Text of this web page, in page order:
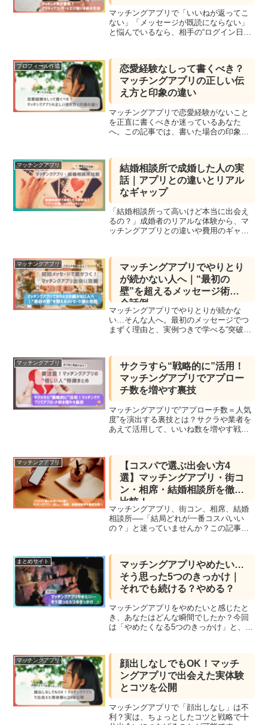
マッチングアプリで「いいねが返ってこ
ない」「メッセージが既読にならない」
と悩んでいるなら、相手の“ログイン日
や、効率よく出会うための狙い方を徹底
解説。マッチング成功率を上げるシンプ
ルな戦略がわかります。
プロフィール作成
恋愛経験なしって書くべき？
マッチングアプリの正しい伝
え方と印象の違い
マッチングアプリで恋愛経験がないこと
を正直に書くべきか迷っているあなた
へ。この記事では、書いた場合の印象、
さを大切にしながら、好印象を与えるた
めのプロフィールの書き方がわかりま
す。
マッチングアプリ
結婚相談所で成婚した人の実
話｜アプリとの違いとリアル
なギャップ
「結婚相談所って高いけど本当に出会え
るの？」成婚者のリアルな体験から、マ
ッチングアプリとの違いや費用のギャッ
マッチングアプリ
マッチングアプリでやりとり
が続かない人へ｜“最初の
壁”を超えるメッセージ術と
会話例
マッチングアプリでやりとりが続かな
い…そんな人へ。最初のメッセージでつ
まずく理由と、実例つきで学べる“突破の
マッチングアプリ
サクラすら“戦略的に”活用！
マッチングアプリでアプロー
チ数を増やす裏技
マッチングアプリで“アプローチ数＝人気
度”を演出する裏技とは？サクラや業者を
あえて活用して、いいね数を増やす戦略
マッチングアプリ
【コスパで選ぶ出会い方4
選】マッチングアプリ・街コ
ン・相席・結婚相談所を徹底
比較！
マッチングアプリ、街コン、相席、結婚
相談所──「結局どれが一番コスパいい
の？」と迷っていませんか？この記事で
メリット・デメリットを徹底解説。出会
いを探し始めたばかりの方にぴったりの
入門記事です。
まとめサイト
マッチングアプリやめたい…
そう思った5つのきっかけ｜
それでも続ける？やめる？
マッチングアプリをやめたいと感じたと
き、あなたはどんな瞬間でしたか？今回
は「やめたくなる5つのきっかけ」と、そ
ヒントになる記事です。
マッチングアプリ
顔出しなしでもOK！マッチ
ングアプリで出会えた実体験
とコツを公開
マッチングアプリで「顔出しなし」は不
利？実は、ちょっとしたコツと戦略で十